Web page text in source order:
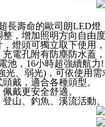
長壽命的歐司朗LED燈
整，增加照明方向自由
，燈頭可獨立取下使用
充電孔附有防塵防水蓋
池，16小時超強續航力!
光、弱光)，可依使用
戴，適合各種頭型。
戴更安全舒適。
登山、釣魚、溪流活動